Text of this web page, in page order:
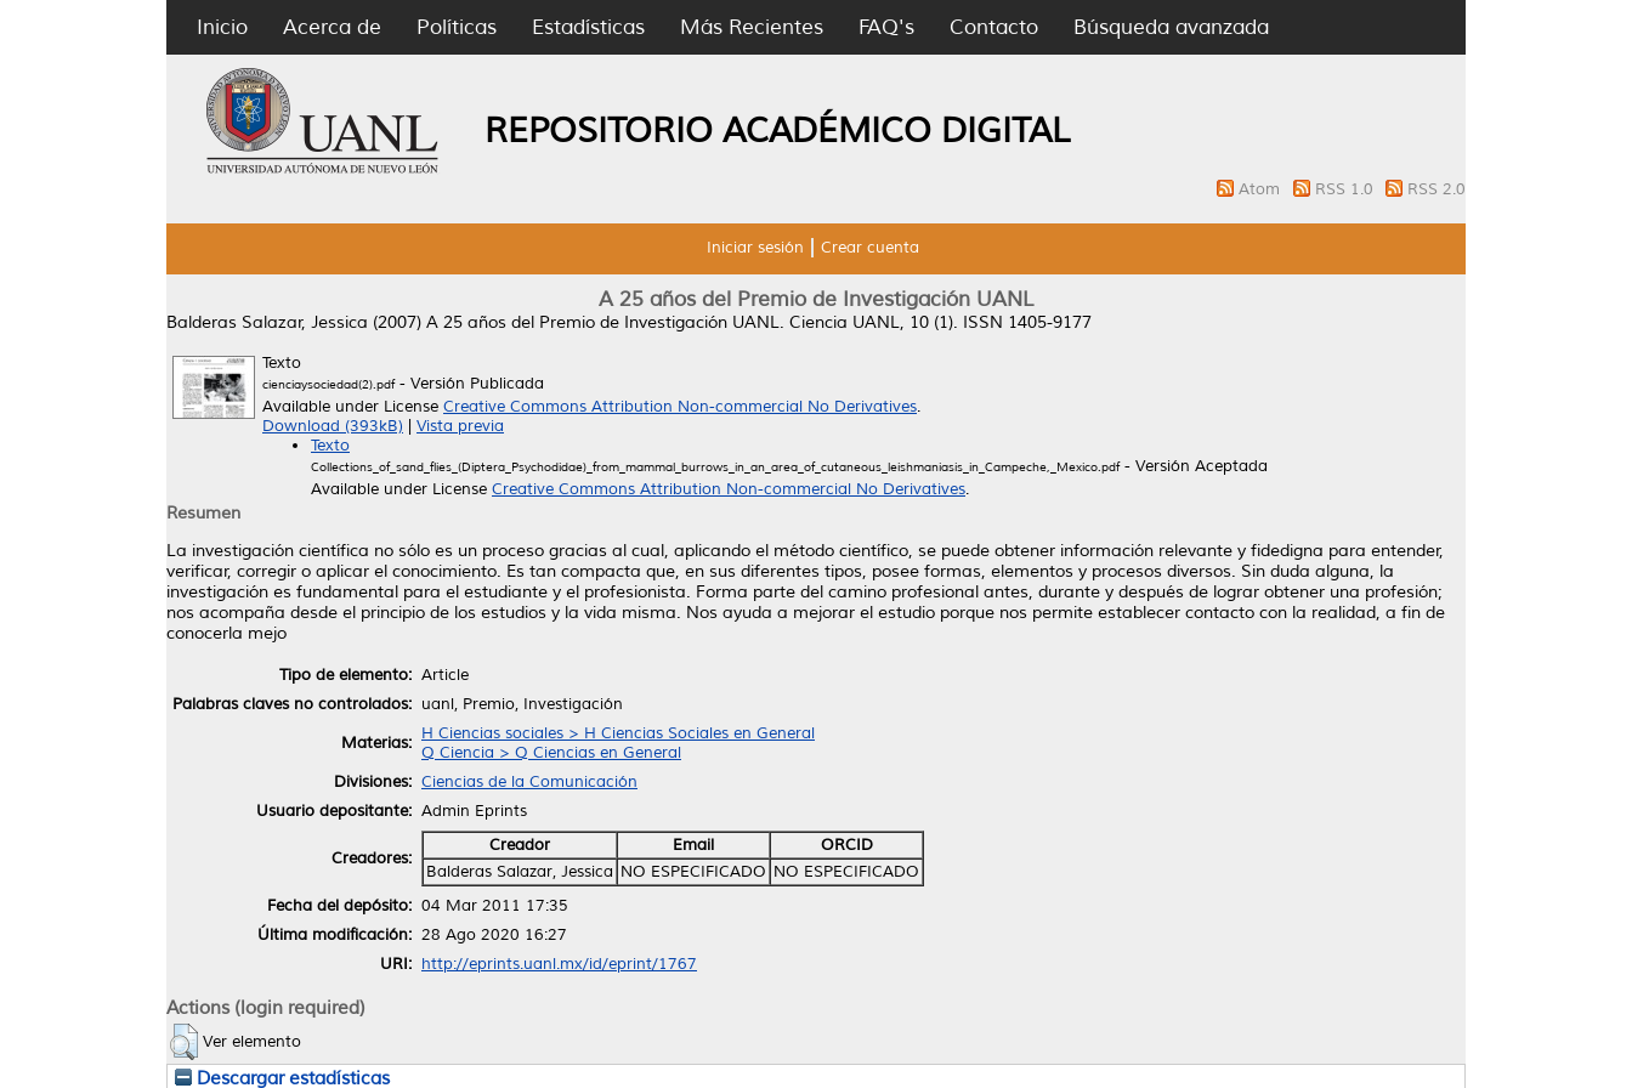
Inicio Acerca de Políticas Estadísticas Más Recientes FAQ's Contacto Búsqueda avanzada
REPOSITORIO ACADÉMICO DIGITAL
Atom RSS 1.0 RSS 2.0
Iniciar sesión Crear cuenta
A 25 años del Premio de Investigación UANL
Balderas Salazar, Jessica (2007) A 25 años del Premio de Investigación UANL. Ciencia UANL, 10 (1). ISSN 1405-9177
Texto
cienciaysociedad(2).pdf- Versión Publicada
Available under License Creative Commons Attribution Non-commercial No Derivatives.
Download (393kB)
Vista previa
Texto
Collections_of_sand_flies_(Diptera_Psychodidae)_from_mammal_burrows_in_an_area_of_cutaneous_leishmaniasis_in_Campeche,_Mexico.pdf- Versión Aceptada
Available under License Creative Commons Attribution Non-commercial No Derivatives.
Resumen
La investigación científica no sólo es un proceso gracias al cual, aplicando el método científico, se puede obtener información relevante y fidedigna para entender,
verificar, corregir o aplicar el conocimiento. Es tan compacta que, en sus diferentes tipos, posee formas, elementos y procesos diversos. Sin duda alguna, la
investigación es fundamental para el estudiante y el profesionista. Forma parte del camino profesional antes, durante y después de lograr obtener una profesión;
nos acompaña desde el principio de los estudios y la vida misma. Nos ayuda a mejorar el estudio porque nos permite establecer contacto con la realidad, a fin de
conocerla mejo
Tipo de elemento: Article
Palabras claves no controlados: uanl, Premio, Investigación
Materias: H Ciencias sociales > H Ciencias Sociales en General
Q Ciencia > Q Ciencias en General
Divisiones: Ciencias de la Comunicación
Usuario depositante: Admin Eprints
Creadores:
Creador Email
ORCID
Balderas Salazar, Jessica NO ESPECIFICADO NO ESPECIFICADO
Fecha del depósito: 04 Mar 2011 17:35
Última modificación: 28 Ago 2020 16:27
URI: http://eprints.uanl.mx/id/eprint/1767
Actions (login required)
Ver elemento
Descargar estadísticas